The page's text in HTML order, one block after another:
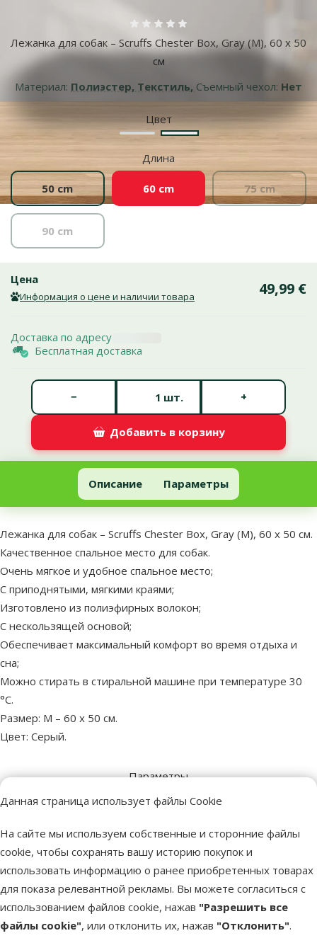
Данная страница использует файлы Cookie
На сайте мы используем собственные и сторонние файлы
cookie, чтобы сохранять вашу историю покупок и
использовать информацию о ранее приобретенных товарах
для показа релевантной рекламы. Вы можете согласиться с
использованием файлов cookie, нажав "Разрешить все
файлы cookie", или отклонить их, нажав "Отклонить".
Лежанка для собак – Scruffs Chester Box, Gray (M), 60 x 50
см
Оценка 0%
Материал: Полиэстер, Текстиль, Съемный чехол: Нет
Цвет
Коричневый
Серый
Длина
50 cm 60 cm 75 cm
90 cm
Цена
Информация о цене и наличии товара 49,99 €
Доставка по адресу
Бесплатная доставка
шт.
− +
Добавить в корзину
Лежанка для собак – Scruffs Chester Box, Gray (M), 60 x 50 см
Добавить в корзинуОписание Параметры
В начало страницы
superzoo.product.detail.content
Лежанка для собак – Scruffs Chester Box, Gray (M), 60 x 50 см.
Качественное спальное место для собак.
Очень мягкое и удобное спальное место;
С приподнятыми, мягкими краями;
Изготовлено из полиэфирных волокон;
С нескользящей основой;
Обеспечивает максимальный комфорт во время отдыха и
сна;
Можно стирать в стиральной машине при температуре 30
°С.
Размер: M – 60 x 50 см.
Цвет: Серый.
Параметры
Размер собаки
Миниатюрная, Маленькая,
Можно стирать в стиральной
машине
Материал
Полиэстер, Текстиль
Цвет
Серый
Тип лежанки
С бортиками
Форма лежанки
Прямоугольная